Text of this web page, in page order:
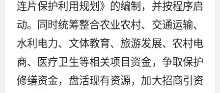
连片保护利用规划》的编制，并按程序启
动。同时统筹整合农业农村、交通运输、
水利电力、文体教育、旅游发展、农村电
商、医疗卫生等相关项目资金， 争取保护
修缮资金，盘活现有资源，加大招商引资